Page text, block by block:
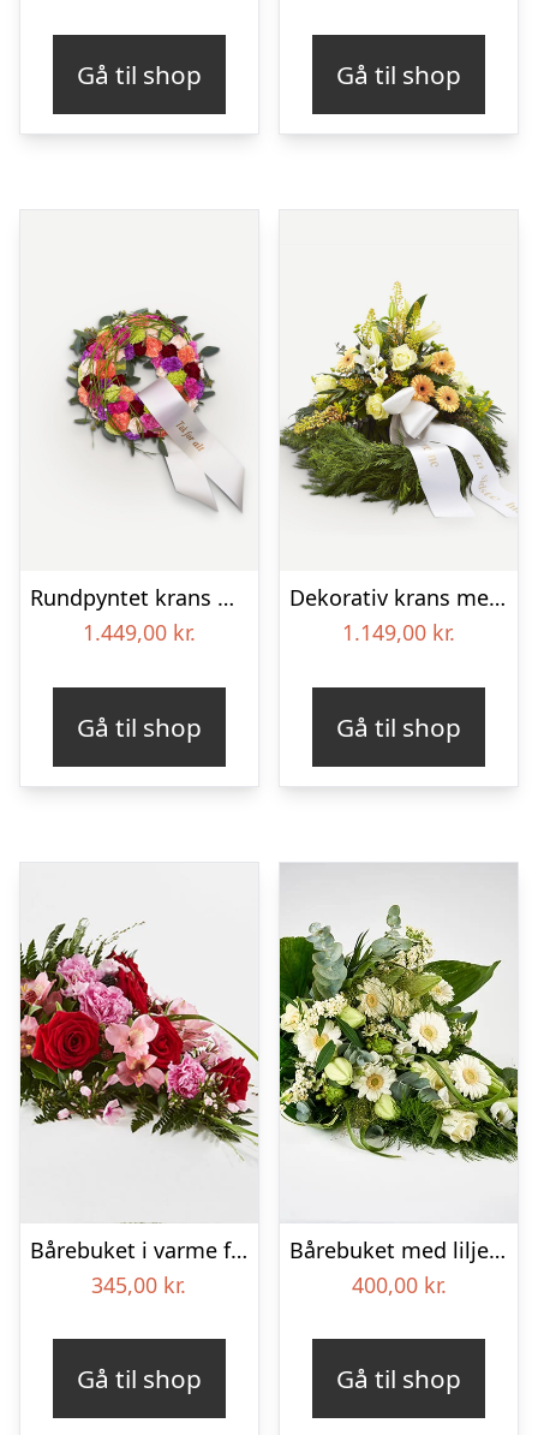
Gå til shop Gå til shop
Rundpyntet krans med bånd
1.449,00 kr.
Gå til shop
Dekorativ krans med bånd
1.149,00 kr.
Gå til shop
Bårebuket i varme farver – Blomster til begravelse
345,00 kr.
Gå til shop
Bårebuket med liljer, floristens valg – Blomster til begravelse
400,00 kr.
Gå til shop